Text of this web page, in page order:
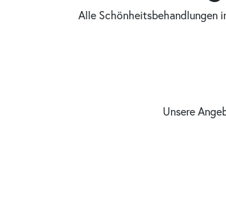
Alle Schönheitsbehandlungen
Unsere